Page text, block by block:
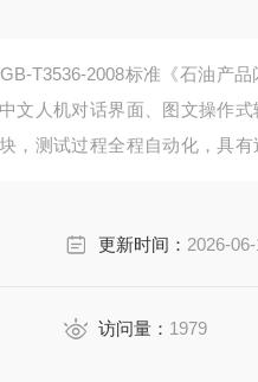
T3536-2008标准《石油产
文人机对话界面、图文操作
，测试过程全程自动化，具
更新时间： 2026-
访问量： 1979